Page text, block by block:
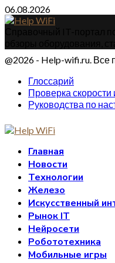
06.08.2026
@2026 - Help-wifi.ru.
Глоссарий
Проверка скорости
Руководства по
Главная
Новости
Технологии
Железо
Искусственный
Рынок IT
Нейросети
Робототехника
Мобильные игры